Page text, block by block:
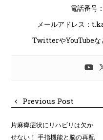
電話番号
メールアドレス：
TwitterやYouTubeな
Previous Post
片麻痺症状にリハビリは欠か
せない！ 手指機能と脳の再配